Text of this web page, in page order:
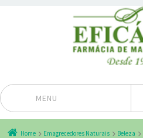
MENU
Pular para o conteúdo
Home Emagrecedores Naturais Beleza